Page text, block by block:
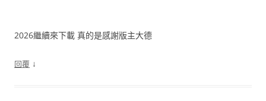
2026繼續來下載 真的是感謝版主大德
回覆 ↓